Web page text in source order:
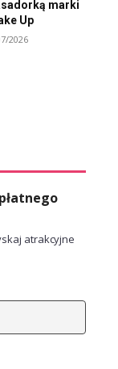
marki
Up
2026
atrakcyjne